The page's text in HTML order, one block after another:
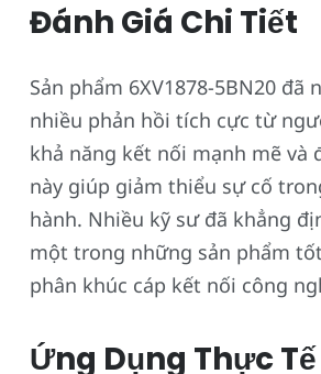
Đánh Giá Chi Tiết
Sản phẩm 6XV1878-5BN20 đã
nhiều phản hồi tích cực từ
khả năng kết nối mạnh mẽ và
này giúp giảm thiểu sự cố
hành. Nhiều kỹ sư đã khẳng
một trong những sản phẩm
phân khúc cáp kết nối công
Ứng Dụng Thực Tế